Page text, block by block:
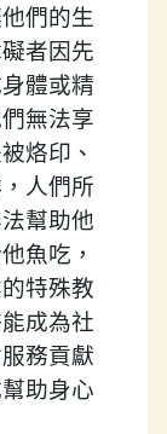
們的生
者因先
體或精
無法享
烙印、
人們所
幫助他
魚吃，
特殊教
成為社
務貢獻
助身心